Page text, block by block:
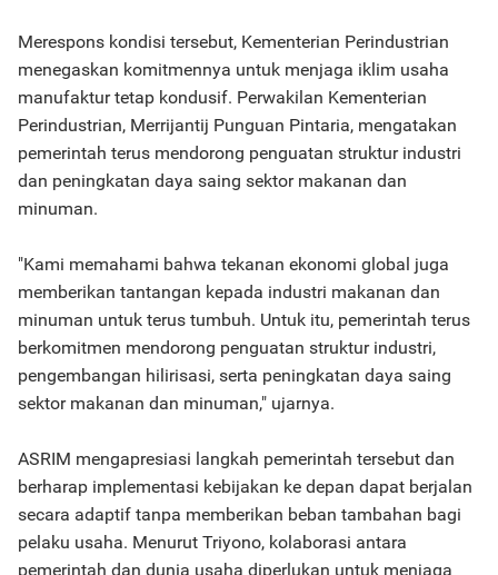
Merespons kondisi tersebut, Kementerian Perindustrian
menegaskan komitmennya untuk menjaga iklim usaha
manufaktur tetap kondusif. Perwakilan Kementerian
Perindustrian, Merrijantij Punguan Pintaria, mengatakan
pemerintah terus mendorong penguatan struktur industri
dan peningkatan daya saing sektor makanan dan
minuman.
"Kami memahami bahwa tekanan ekonomi global juga
memberikan tantangan kepada industri makanan dan
minuman untuk terus tumbuh. Untuk itu, pemerintah terus
berkomitmen mendorong penguatan struktur industri,
pengembangan hilirisasi, serta peningkatan daya saing
sektor makanan dan minuman," ujarnya.
ASRIM mengapresiasi langkah pemerintah tersebut dan
berharap implementasi kebijakan ke depan dapat berjalan
secara adaptif tanpa memberikan beban tambahan bagi
pelaku usaha. Menurut Triyono, kolaborasi antara
pemerintah dan dunia usaha diperlukan untuk menjaga